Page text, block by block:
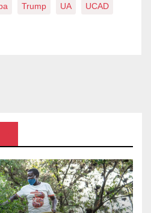
Trump UA UCAD